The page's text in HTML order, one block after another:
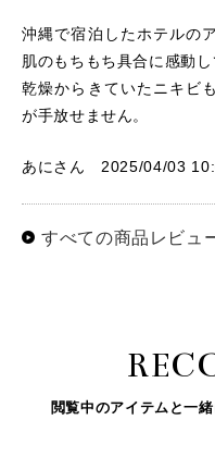
沖縄で宿泊したホテルの
肌のもちもち具合に感動し
乾燥からきていたニキビ
が手放せません。
あにさん 2025/04/03
すべての商品レビュ
閲覧中のアイテムと一